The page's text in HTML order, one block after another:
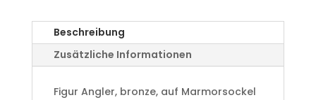
Beschreibung
Zusätzliche Informationen
Figur Angler, bronze, auf Marmorsockel